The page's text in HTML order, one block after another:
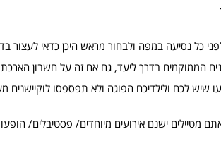
כל נסיעה במפה ולבחור מראש היכן כדאי לעצור
הממוקמים בדרך ליעד, גם אם זה על חשבון
מטיילים ישנם אירועים מיוחדים/ פסטיבלים/